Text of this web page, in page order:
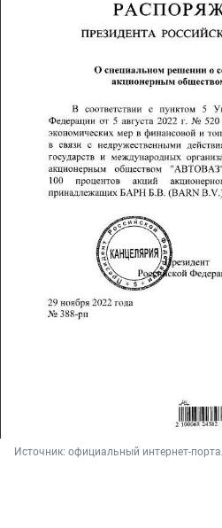
Источник: официальный интернет-